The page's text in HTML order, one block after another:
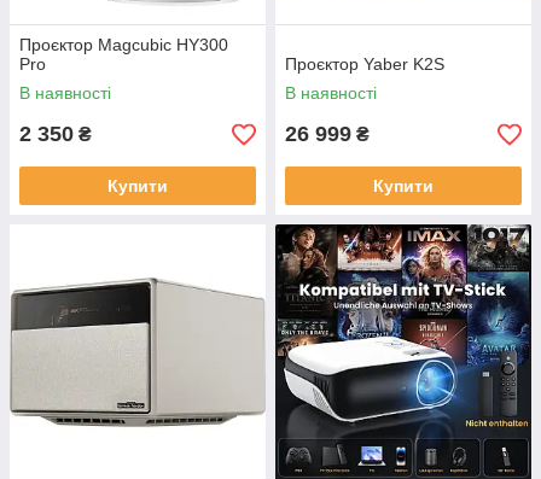
Проєктор Magcubic HY300
Pro
В наявності
2 350 ₴
Купити
Проєктор Yaber K2S
В наявності
26 999 ₴
Купити